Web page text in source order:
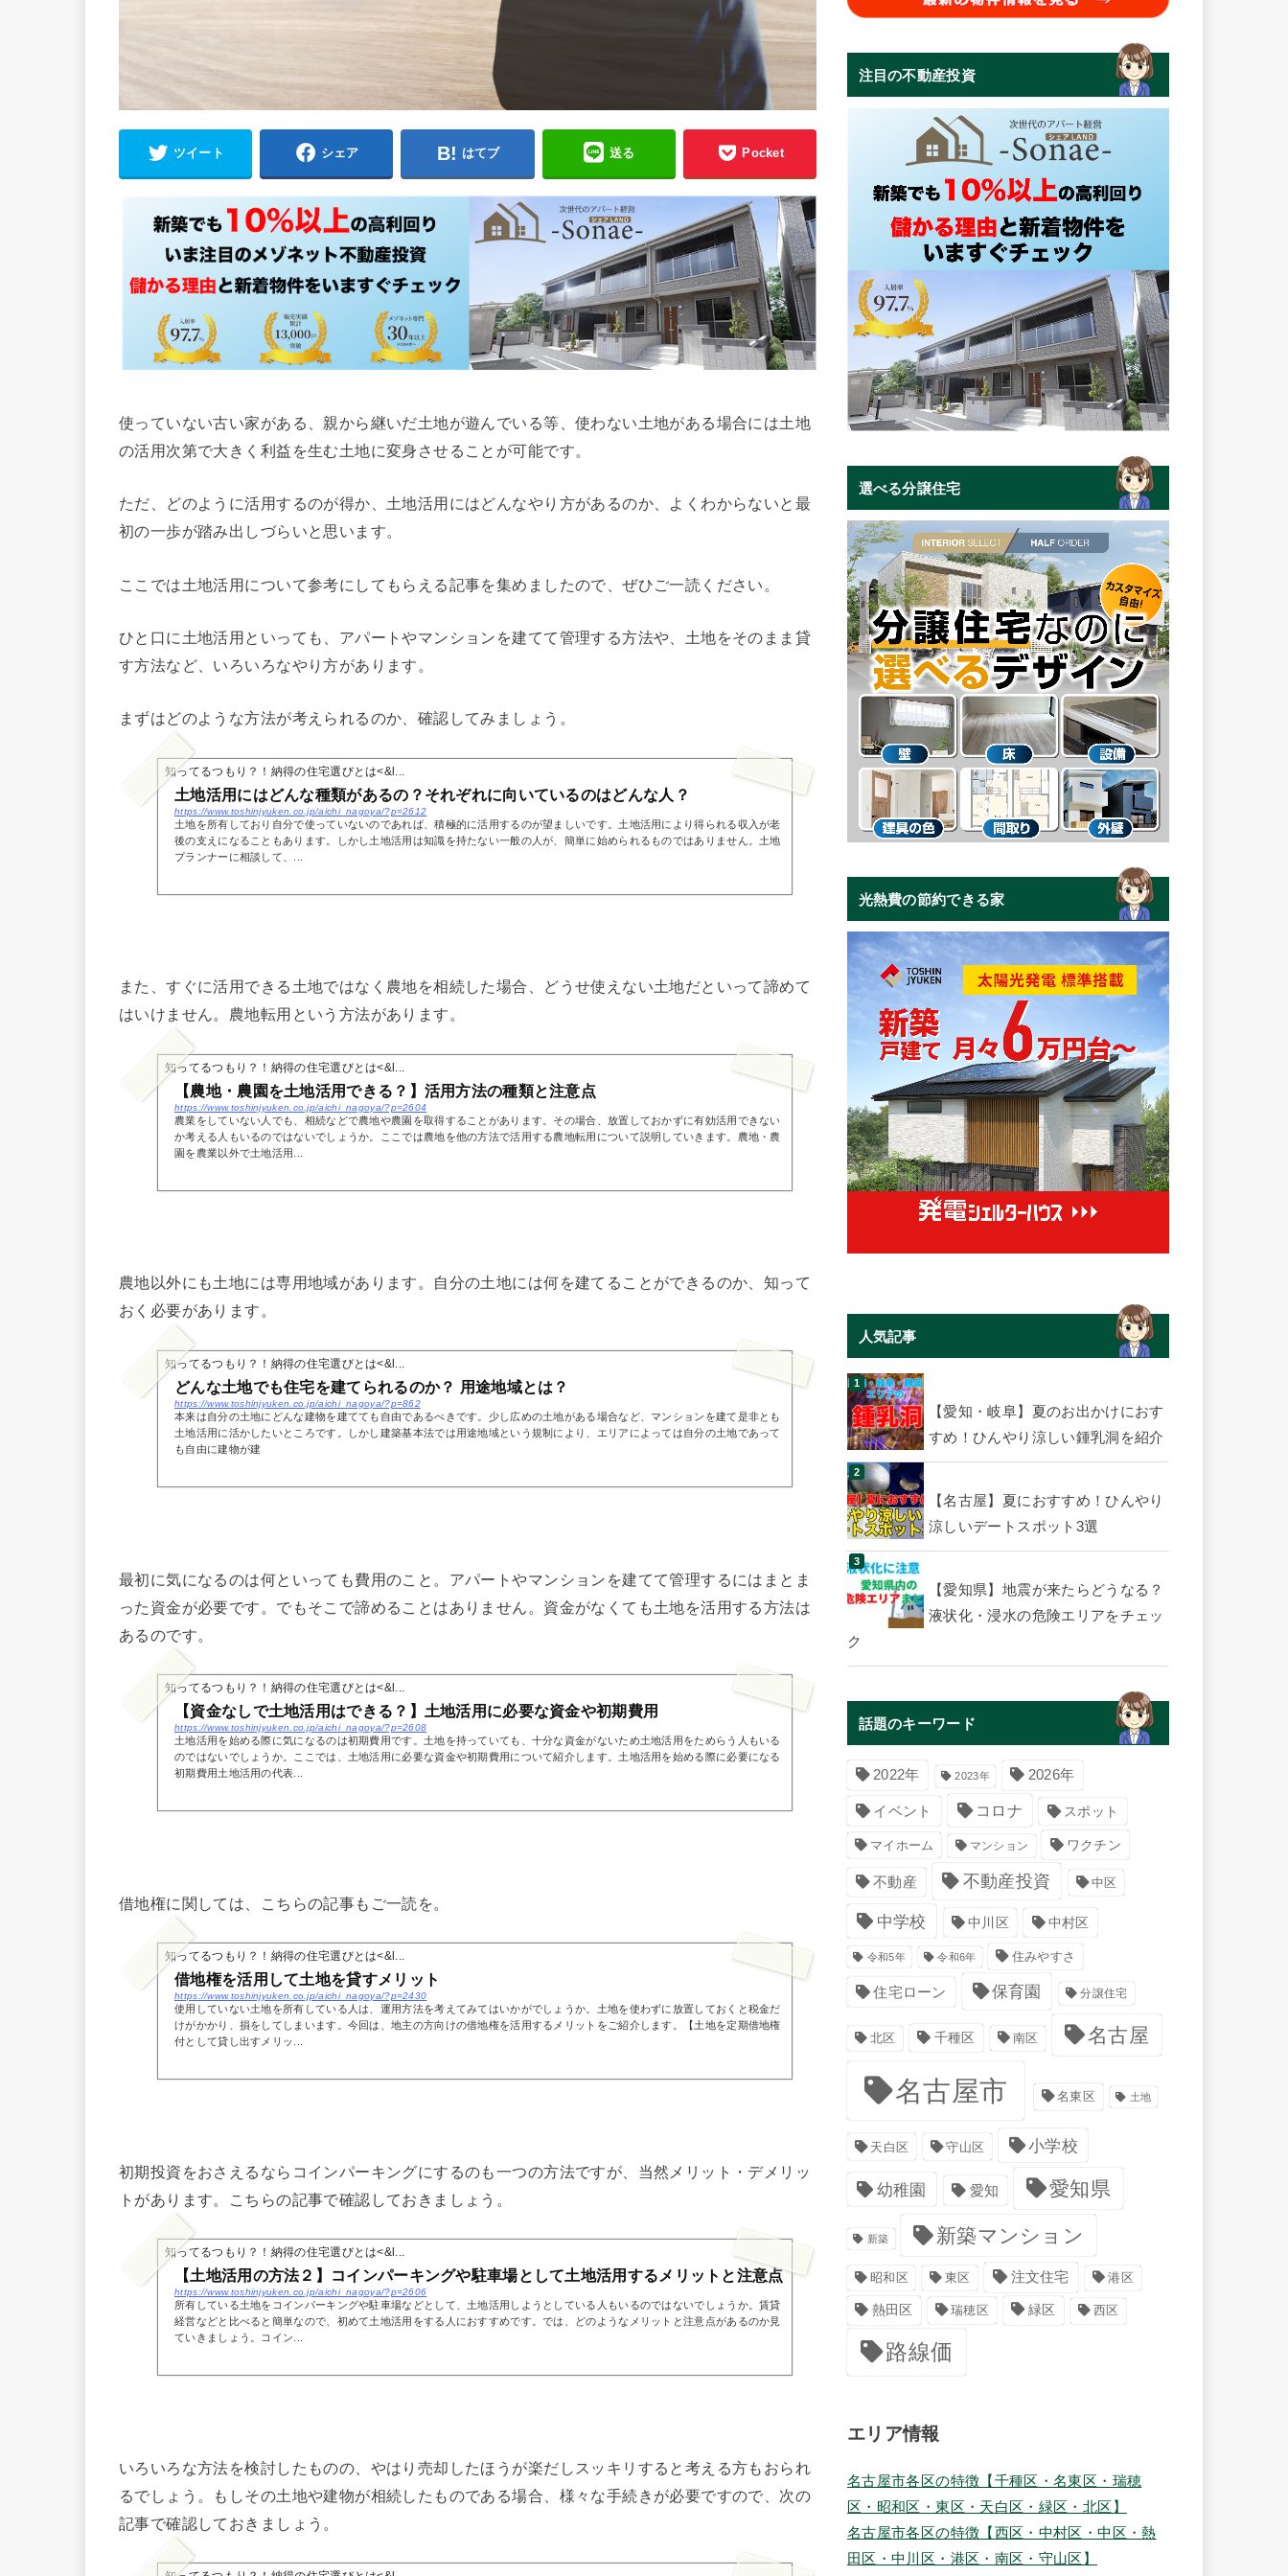
ツイート シェア はてブ 送る Pocket
使っていない古い家がある、親から継いだ土地が遊んでいる等、使わない土地がある場合には土地
の活用次第で大きく利益を生む土地に変身させることが可能です。
ただ、どのように活用するのが得か、土地活用にはどんなやり方があるのか、よくわからないと最
初の一歩が踏み出しづらいと思います。
ここでは土地活用について参考にしてもらえる記事を集めましたので、ぜひご一読ください。
ひと口に土地活用といっても、アパートやマンションを建てて管理する方法や、土地をそのまま貸
す方法など、いろいろなやり方があります。
まずはどのような方法が考えられるのか、確認してみましょう。
知ってるつもり？！納得の住宅選びとは<&l...
土地活用にはどんな種類があるの？それぞれに向いているのはどんな人？
https://www.toshinjyuken.co.jp/aichi_nagoya/?p=2612
土地を所有しており自分で使っていないのであれば、積極的に活用するのが望ましいです。土地活用により得られる収入が老
後の支えになることもあります。しかし土地活用は知識を持たない一般の人が、簡単に始められるものではありません。土地
プランナーに相談して、...
また、すぐに活用できる土地ではなく農地を相続した場合、どうせ使えない土地だといって諦めて
はいけません。農地転用という方法があります。
知ってるつもり？！納得の住宅選びとは<&l...
【農地・農園を土地活用できる？】活用方法の種類と注意点
https://www.toshinjyuken.co.jp/aichi_nagoya/?p=2604
農業をしていない人でも、相続などで農地や農園を取得することがあります。その場合、放置しておかずに有効活用できない
か考える人もいるのではないでしょうか。ここでは農地を他の方法で活用する農地転用について説明していきます。農地・農
園を農業以外で土地活用...
農地以外にも土地には専用地域があります。自分の土地には何を建てることができるのか、知って
おく必要があります。
知ってるつもり？！納得の住宅選びとは<&l...
どんな土地でも住宅を建てられるのか？ 用途地域とは？
https://www.toshinjyuken.co.jp/aichi_nagoya/?p=862
本来は自分の土地にどんな建物を建てても自由であるべきです。少し広めの土地がある場合など、マンションを建て是非とも
土地活用に活かしたいところです。しかし建築基本法では用途地域という規制により、エリアによっては自分の土地であって
も自由に建物が建
最初に気になるのは何といっても費用のこと。アパートやマンションを建てて管理するにはまとま
った資金が必要です。でもそこで諦めることはありません。資金がなくても土地を活用する方法は
あるのです。
知ってるつもり？！納得の住宅選びとは<&l...
【資金なしで土地活用はできる？】土地活用に必要な資金や初期費用
https://www.toshinjyuken.co.jp/aichi_nagoya/?p=2608
土地活用を始める際に気になるのは初期費用です。土地を持っていても、十分な資金がないため土地活用をためらう人もいる
のではないでしょうか。ここでは、土地活用に必要な資金や初期費用について紹介します。土地活用を始める際に必要になる
初期費用土地活用の代表...
借地権に関しては、こちらの記事もご一読を。
知ってるつもり？！納得の住宅選びとは<&l...
借地権を活用して土地を貸すメリット
https://www.toshinjyuken.co.jp/aichi_nagoya/?p=2430
使用していない土地を所有している人は、運用方法を考えてみてはいかがでしょうか。土地を使わずに放置しておくと税金だ
けがかかり、損をしてしまいます。今回は、地主の方向けの借地権を活用するメリットをご紹介します。【土地を定期借地権
付として貸し出すメリッ...
初期投資をおさえるならコインパーキングにするのも一つの方法ですが、当然メリット・デメリッ
トがあります。こちらの記事で確認しておきましょう。
知ってるつもり？！納得の住宅選びとは<&l...
【土地活用の方法２】コインパーキングや駐車場として土地活用するメリットと注意点
https://www.toshinjyuken.co.jp/aichi_nagoya/?p=2606
所有している土地をコインパーキングや駐車場などとして、土地活用しようとしている人もいるのではないでしょうか。賃貸
経営などと比べると簡単なので、初めて土地活用をする人におすすめです。では、どのようなメリットと注意点があるのか見
ていきましょう。コイン...
いろいろな方法を検討したものの、やはり売却したほうが楽だしスッキリすると考える方もおられ
るでしょう。もしその土地や建物が相続したものである場合、様々な手続きが必要ですので、次の
記事で確認しておきましょう。
注目の不動産投資
選べる分譲住宅
光熱費の節約できる家
人気記事
【愛知・岐阜】夏のお出かけにおす
すめ！ひんやり涼しい鍾乳洞を紹介
【名古屋】夏におすすめ！ひんやり
涼しいデートスポット3選
【愛知県】地震が来たらどうなる？
液状化・浸水の危険エリアをチェッ
ク
話題のキーワード
2022年 2023年 2026年
イベント コロナ スポット
マイホーム マンション ワクチン
不動産 不動産投資 中区
中学校 中川区 中村区
令和5年 令和6年 住みやすさ
住宅ローン 保育園 分譲住宅
北区 千種区 南区 名古屋
名古屋市 名東区 土地
天白区 守山区 小学校
幼稚園 愛知 愛知県
新築 新築マンション
昭和区 東区 注文住宅 港区
熱田区 瑞穂区 緑区 西区
路線価
エリア情報
名古屋市各区の特徴【千種区・名東区・瑞穂
区・昭和区・東区・天白区・緑区・北区】
名古屋市各区の特徴【西区・中村区・中区・熱
田区・中川区・港区・南区・守山区】